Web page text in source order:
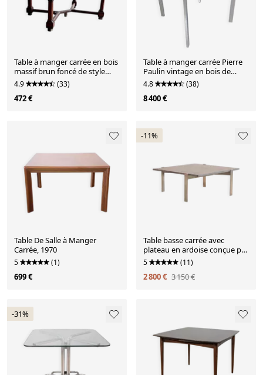
Table à manger carrée en bois
massif brun foncé de style
néo-Renaissance avec base en
croix.
4.9 (33)
472 €
Table à manger carrée Pierre
Paulin vintage en bois de
palissandre et métal
4.8 (38)
8 400 €
Table De Salle à Manger
Carrée, 1970
5 (1)
699 €
-11%
Table basse carrée avec
plateau en ardoise conçue par
Rob Parry
5 (11)
2 800 € 3 150 €
-31%